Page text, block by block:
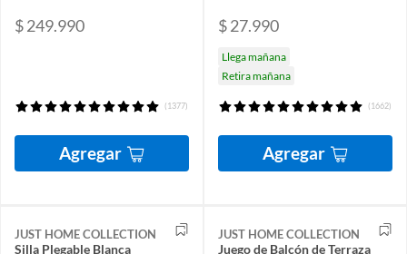
$ 249.990
(1377)
Agregar
$ 27.990
Llega mañana
Retira mañana
(1662)
Agregar
JUST HOME COLLECTION
Silla Plegable Blanca
JUST HOME COLLECTION
Juego de Balcón de Terraza